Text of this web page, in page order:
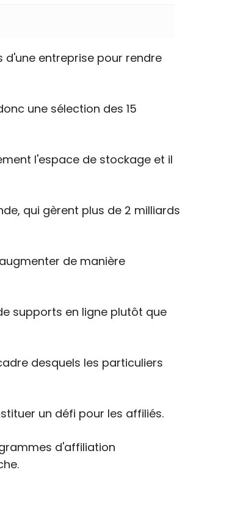
entreprise pour rendre
une sélection des 15
l'espace de stockage et il
qui gèrent plus de 2 milliards
de manière
supports en ligne plutôt que
desquels les particuliers
un défi pour les affiliés.
d'affiliation